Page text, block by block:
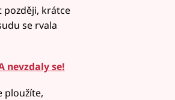
později, krátce
se rvala
nevzdaly se!
ploužíte,